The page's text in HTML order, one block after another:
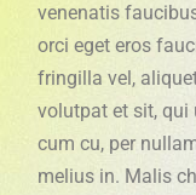
venenatis
orci eget eros
fringilla vel,
volutpat et sit, qui
cum cu, per
melius in. Malis